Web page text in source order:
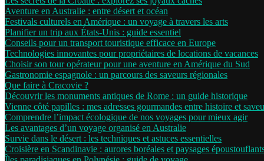
Aventure en Australie : entre désert et océan
Festivals culturels en Amérique : un voyage à travers les arts
Planifier un trip aux États-Unis : guide essentiel
Conseils pour un transport touristique efficace en Europe
Technologies innovantes pour propriétaires de locations de vacances
Choisir son tour opérateur pour une aventure en Amérique du Sud
Gastronomie espagnole : un parcours des saveurs régionales
Que faire à Cracovie ?
Découvrir les monuments antiques de Rome : un guide historique
Vienne côté papilles : mes adresses gourmandes entre histoire et
Comprendre l’impact écologique de nos voyages pour mieux agir
Les avantages d’un voyage organisé en Australie
Survie dans le désert : les techniques et astuces essentielles
Croisière en Scandinavie : aurores boréales et paysages